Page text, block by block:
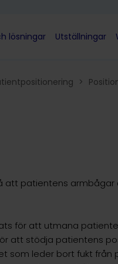
lösningar Utställningar
>
att patientens
för att utmana
att stödja patientens
som leder bort fukt